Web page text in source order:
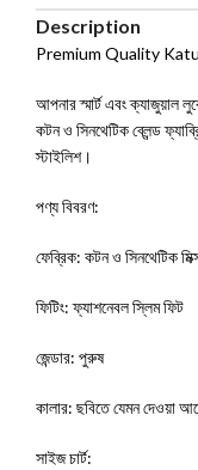
Description
Premium Quality
​আপনার স্মার্ট এবং ক্যাজুয়াল
কটন ও সিনথেটিক ব্লেন্ড
স্টাইলিশ।
​পণ্য বিবরণ:
​ফেব্রিক: কটন ও সিনথেটিক
​ফিটিং: ফ্যাশনেবল স্লিম ফিট
​জেন্ডার: পুরুষ
​কালার: ছবিতে যেমন দেওয়া
​সাইজ চার্ট: